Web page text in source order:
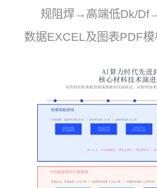
规阻焊→高端低Dk/
数据EXCEL及图表PDF